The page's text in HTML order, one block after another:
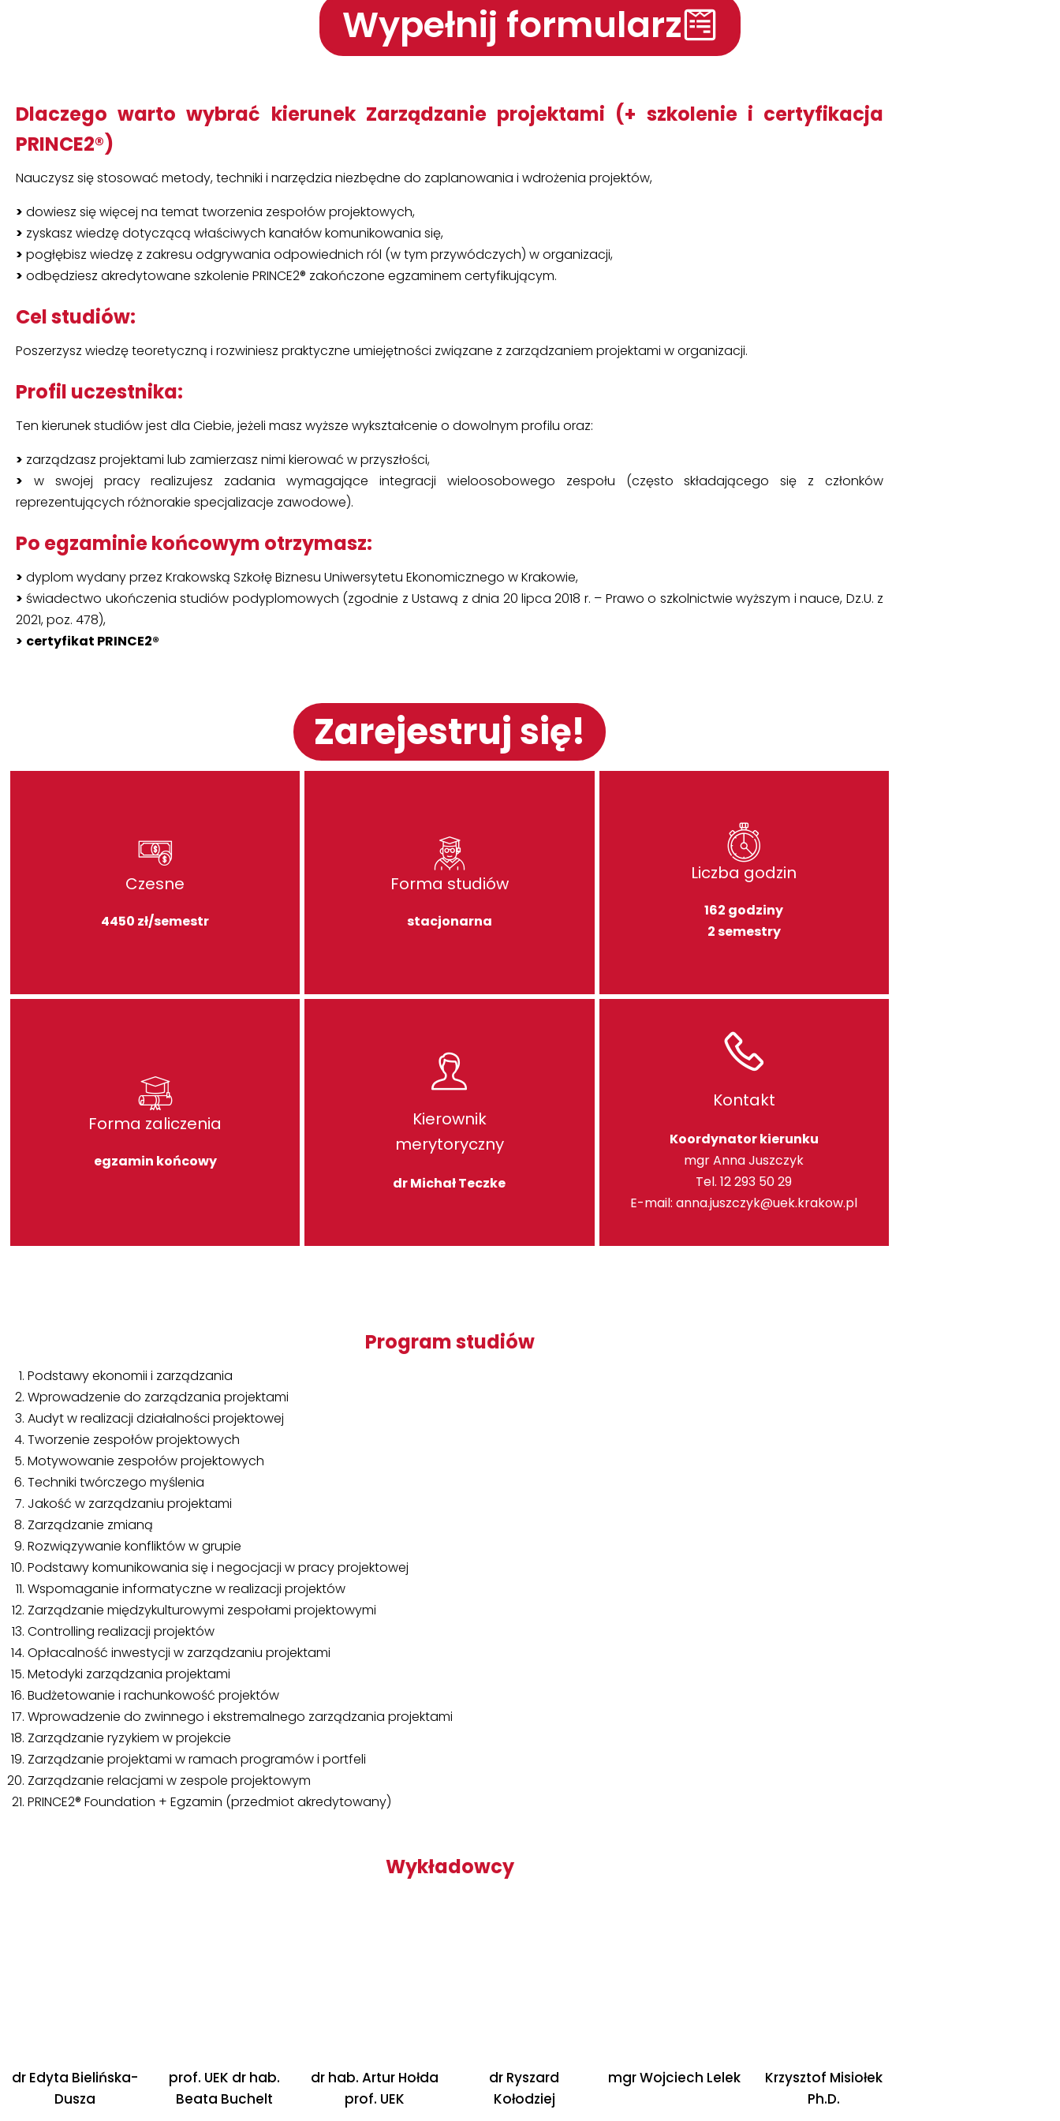
Wypełnij formularz
Dlaczego warto wybrać kierunek Zarządzanie projektami (+ szkolenie i certyfikacja
PRINCE2®)
Nauczysz się stosować metody, techniki i narzędzia niezbędne do zaplanowania i wdrożenia projektów,
> dowiesz się więcej na temat tworzenia zespołów projektowych,
> zyskasz wiedzę dotyczącą właściwych kanałów komunikowania się,
> pogłębisz wiedzę z zakresu odgrywania odpowiednich ról (w tym przywódczych) w organizacji,
> odbędziesz akredytowane szkolenie PRINCE2® zakończone egzaminem certyfikującym.
Cel studiów:
Poszerzysz wiedzę teoretyczną i rozwiniesz praktyczne umiejętności związane z zarządzaniem projektami w organizacji.
Profil uczestnika:
Ten kierunek studiów jest dla Ciebie, jeżeli masz wyższe wykształcenie o dowolnym profilu oraz:
> zarządzasz projektami lub zamierzasz nimi kierować w przyszłości,
> w swojej pracy realizujesz zadania wymagające integracji wieloosobowego zespołu (często składającego się z członków
reprezentujących różnorakie specjalizacje zawodowe).
Po egzaminie końcowym otrzymasz:
> dyplom wydany przez Krakowską Szkołę Biznesu Uniwersytetu Ekonomicznego w Krakowie,
> świadectwo ukończenia studiów podyplomowych (zgodnie z Ustawą z dnia 20 lipca 2018 r. – Prawo o szkolnictwie wyższym i nauce, Dz.U. z
2021, poz. 478),
> certyfikat PRINCE2®
Zarejestruj się!
Czesne
4450 zł/semestr
Forma studiów
stacjonarna
Liczba godzin
162 godziny
2 semestry
Forma zaliczenia
egzamin końcowy
Kierownik
merytoryczny
dr Michał Teczke
Kontakt
Koordynator kierunku
mgr Anna Juszczyk
Tel. 12 293 50 29
E-mail:anna.juszczyk@uek.krakow.pl
Program studiów
Podstawy ekonomii i zarządzania
Wprowadzenie do zarządzania projektami
Audyt w realizacji działalności projektowej
Tworzenie zespołów projektowych
Motywowanie zespołów projektowych
Techniki twórczego myślenia
Jakość w zarządzaniu projektami
Zarządzanie zmianą
Rozwiązywanie konfliktów w grupie
Podstawy komunikowania się i negocjacji w pracy projektowej
Wspomaganie informatyczne w realizacji projektów
Zarządzanie międzykulturowymi zespołami projektowymi
Controlling realizacji projektów
Opłacalność inwestycji w zarządzaniu projektami
Metodyki zarządzania projektami
Budżetowanie i rachunkowość projektów
Wprowadzenie do zwinnego i ekstremalnego zarządzania projektami
Zarządzanie ryzykiem w projekcie
Zarządzanie projektami w ramach programów i portfeli
Zarządzanie relacjami w zespole projektowym
PRINCE2® Foundation + Egzamin (przedmiot akredytowany)
Wykładowcy
dr Edyta Bielińska-
Dusza
prof. UEK dr hab.
Beata Buchelt
dr hab. Artur Hołda
prof. UEK
dr Ryszard
Kołodziej
mgr Wojciech Lelek
Krzysztof Misiołek
Ph.D.